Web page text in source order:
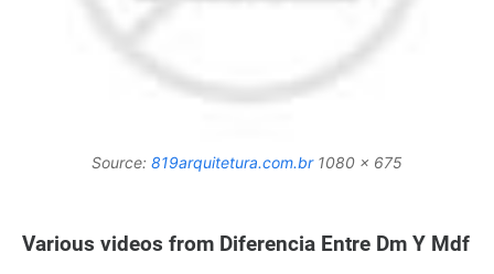
Source: 819arquitetura.com.br1080 x 675
Various videos from Diferencia Entre Dm Y Mdf